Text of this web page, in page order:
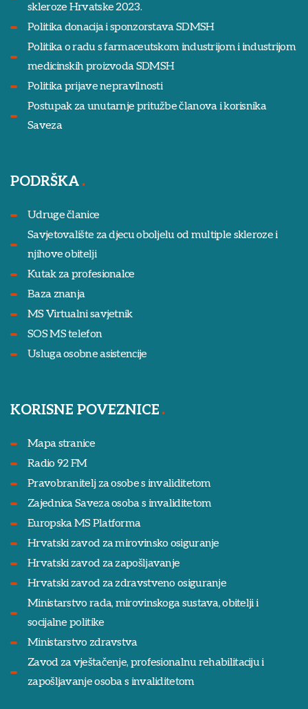
skleroze Hrvatske 2023.
Politika donacija i sponzorstava SDMSH
Politika o radu s farmaceutskom industrijom i industrijom
medicinskih proizvoda SDMSH
Politika prijave nepravilnosti
Postupak za unutarnje pritužbe članova i korisnika
Saveza
PODRŠKA
Udruge članice
Savjetovalište za djecu oboljelu od multiple skleroze i
njihove obitelji
Kutak za profesionalce
Baza znanja
MS Virtualni savjetnik
SOS MS telefon
Usluga osobne asistencije
KORISNE POVEZNICE
Mapa stranice
Radio 92 FM
Pravobranitelj za osobe s invaliditetom
Zajednica Saveza osoba s invaliditetom
Europska MS Platforma
Hrvatski zavod za mirovinsko osiguranje
Hrvatski zavod za zapošljavanje
Hrvatski zavod za zdravstveno osiguranje
Ministarstvo rada, mirovinskoga sustava, obitelji i
socijalne politike
Ministarstvo zdravstva
Zavod za vještačenje, profesionalnu rehabilitaciju i
zapošljavanje osoba s invaliditetom